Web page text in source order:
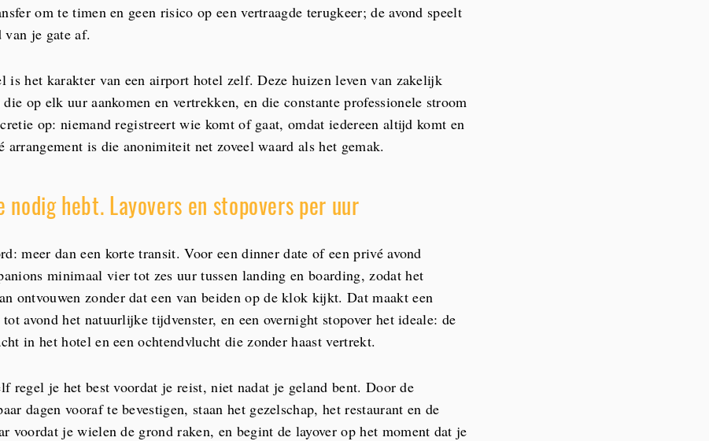
om te timen en geen risico op een vertraagde terugkeer; de avond speelt
je gate af.
is het karakter van een airport hotel zelf. Deze huizen leven van zakelijk
op elk uur aankomen en vertrekken, en die constante professionele stroom
op: niemand registreert wie komt of gaat, omdat iedereen altijd komt en
arrangement is die anonimiteit net zoveel waard als het gemak.
hebt. Layovers en stopovers per uur
meer dan een korte transit. Voor een dinner date of een privé avond
minimaal vier tot zes uur tussen landing en boarding, zodat het
ontvouwen zonder dat een van beiden op de klok kijkt. Dat maakt een
avond het natuurlijke tijdvenster, en een overnight stopover het ideale: de
in het hotel en een ochtendvlucht die zonder haast vertrekt.
regel je het best voordat je reist, niet nadat je geland bent. Door de
dagen vooraf te bevestigen, staan het gezelschap, het restaurant en de
voordat je wielen de grond raken, en begint de layover op het moment dat je